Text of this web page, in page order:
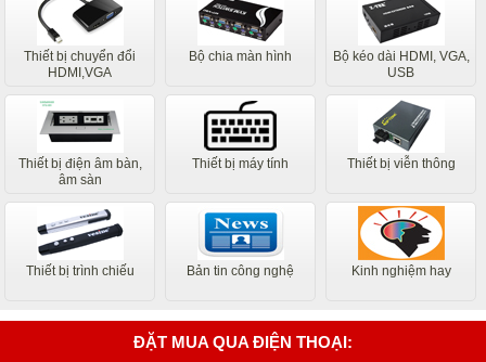
Thiết bị chuyển đổi
HDMI,VGA
Bộ chia màn hình
Bộ kéo dài HDMI, VGA,
USB
Thiết bị điện âm bàn,
âm sàn
Thiết bị máy tính Thiết bị viễn thông
Thiết bị trình chiếu Bản tin công nghệ Kinh nghiệm hay
ĐẶT MUA QUA ĐIỆN THOẠI: